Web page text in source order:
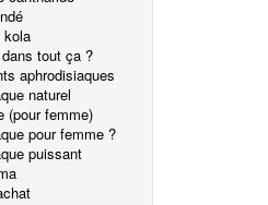
kola
tout ça ?
aphrodisiaques
naturel
(pour femme)
pour femme ?
puissant